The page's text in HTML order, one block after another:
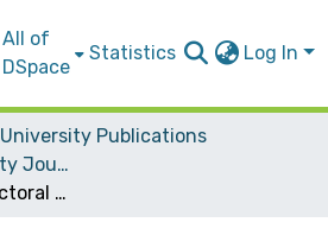
All of
DSpace
Statistics Log In
University Publications
An-Najah University Journal for Research - B (Humanities)
Aggregate and Sectoral Production Functions of the West Bank and Gaza Strip